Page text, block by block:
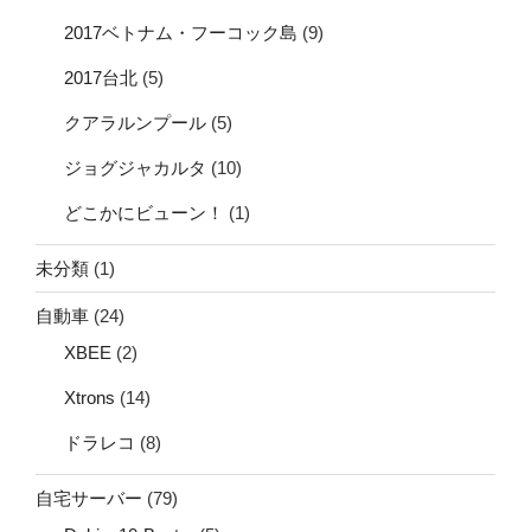
2017ベトナム・フーコック島 (9)
2017台北 (5)
クアラルンプール (5)
ジョグジャカルタ (10)
どこかにビューン！ (1)
未分類 (1)
自動車 (24)
XBEE (2)
Xtrons (14)
ドラレコ (8)
自宅サーバー (79)